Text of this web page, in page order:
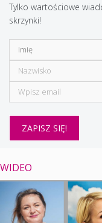
Tylko wartościowe
skrzynki!
WIDEO